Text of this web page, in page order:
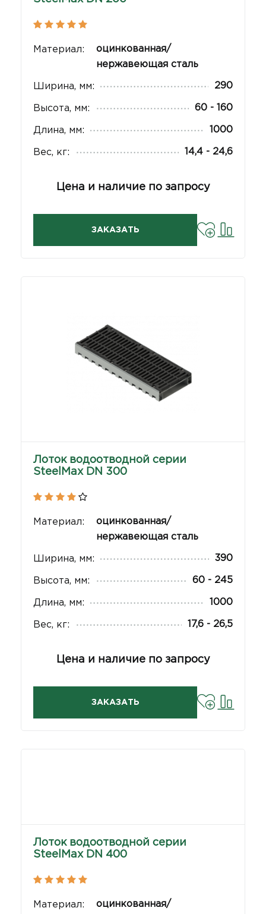
Материал:
оцинкованная/
нержавеющая сталь
Ширина, мм: 290
Высота, мм: 60 - 160
Длина, мм: 1000
Вес, кг: 14,4 - 24,6
Цена и наличие по запросу
ЗАКАЗАТЬ
Лоток водоотводной серии
SteelMax DN 300
Материал:
оцинкованная/
нержавеющая сталь
Ширина, мм: 390
Высота, мм: 60 - 245
Длина, мм: 1000
Вес, кг: 17,6 - 26,5
Цена и наличие по запросу
ЗАКАЗАТЬ
Лоток водоотводной серии
SteelMax DN 400
Материал:
оцинкованная/